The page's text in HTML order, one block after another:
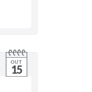
OUT
15